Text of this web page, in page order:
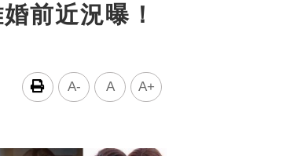
前近況曝！
A- A A+